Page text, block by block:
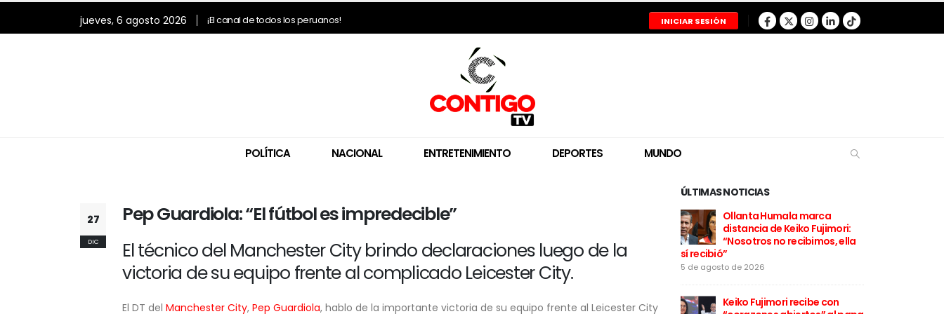
jueves, 6 agosto 2026 ¡El canal de todos los peruanos! INICIAR SESIÓN
POLÍTICA NACIONAL ENTRETENIMIENTO DEPORTES MUNDO
27
DIC
Pep Guardiola: “El fútbol es impredecible”
El técnico del Manchester City brindo declaraciones luego de la
victoria de su equipo frente al complicado Leicester City.
El DT del Manchester City, Pep Guardiola, hablo de la importante victoria de su equipo frente al Leicester City
ÚLTIMAS NOTICIAS
Ollanta Humala marca
distancia de Keiko Fujimori:
“Nosotros no recibimos, ella
sí recibió”
5 de agosto de 2026
Keiko Fujimori recibe con
Nasca ya fueron entregados
a sus familias
5 de agosto de 2026
Cortes de luz programados
Ollanta Humala marca
distancia de Keiko Fujimori:
“Nosotros no recibimos, ella
sí recibió”
5 de agosto de 2026
Keiko Fujimori recibe con